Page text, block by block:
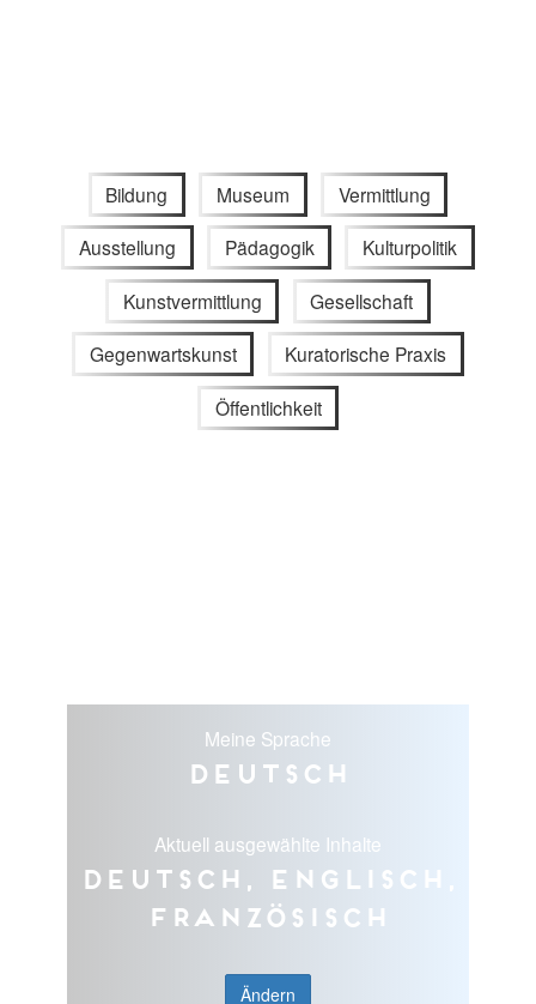
Bildung Museum Vermittlung
Ausstellung Pädagogik Kulturpolitik
Kunstvermittlung Gesellschaft
Gegenwartskunst Kuratorische Praxis
Öffentlichkeit
Meine Sprache
Deutsch
Aktuell ausgewählte Inhalte
Deutsch, Englisch,
Französisch
Ändern